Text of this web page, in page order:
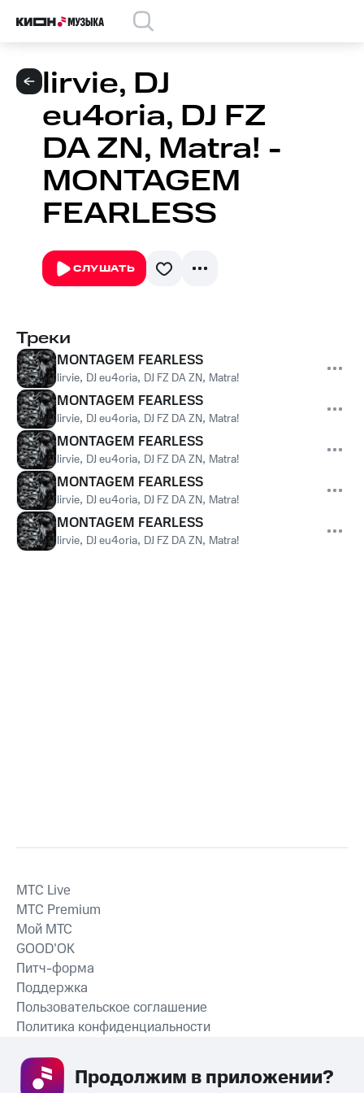
lirvie, DJ
eu4oria, DJ FZ
DA ZN, Matra! -
MONTAGEM
FEARLESS
СЛУШАТЬ
Треки
MONTAGEM FEARLESS
lirvie, DJ eu4oria, DJ FZ DA ZN, Matra!
MONTAGEM FEARLESS
lirvie, DJ eu4oria, DJ FZ DA ZN, Matra!
MONTAGEM FEARLESS
lirvie, DJ eu4oria, DJ FZ DA ZN, Matra!
MONTAGEM FEARLESS
lirvie, DJ eu4oria, DJ FZ DA ZN, Matra!
MONTAGEM FEARLESS
lirvie, DJ eu4oria, DJ FZ DA ZN, Matra!
СКАЧАТЬ ПРИЛОЖЕНИЕ
MTС Live
MTС Premium
Мой МТС
GOOD’OK
Питч-форма
Поддержка
Пользовательское соглашение
Политика конфиденциальности